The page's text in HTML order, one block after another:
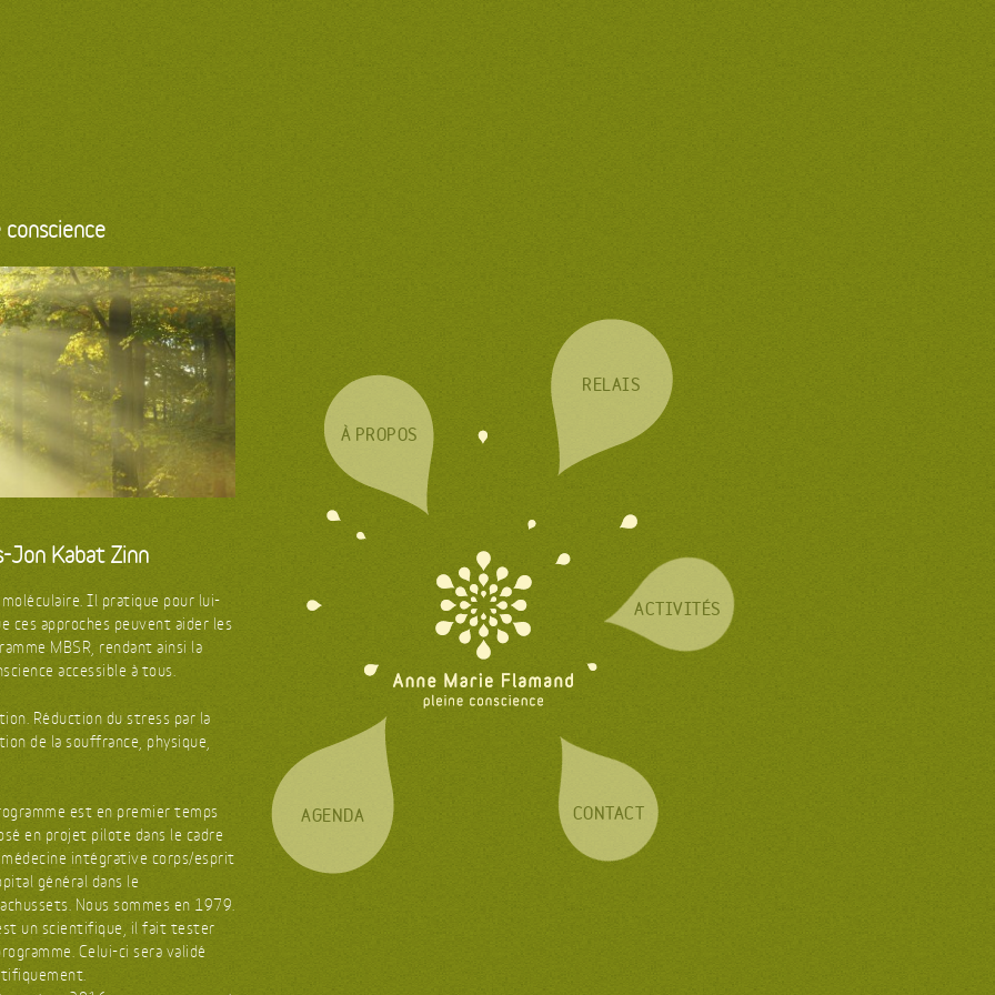
Jon Kabat Zinn
Il pratique pour lui-
ces approches peuvent aider les
MBSR, rendant ainsi la
accessible à tous.
Réduction du stress par la
de la souffrance, physique,
est en premier temps
en projet pilote dans le cadre
intégrative corps/esprit
général dans le
Nous sommes en 1979.
un scientifique, il fait tester
Celui-ci sera validé
À PROPOS
RELAIS
AGENDA
ACTIVITÉS
CONTACT